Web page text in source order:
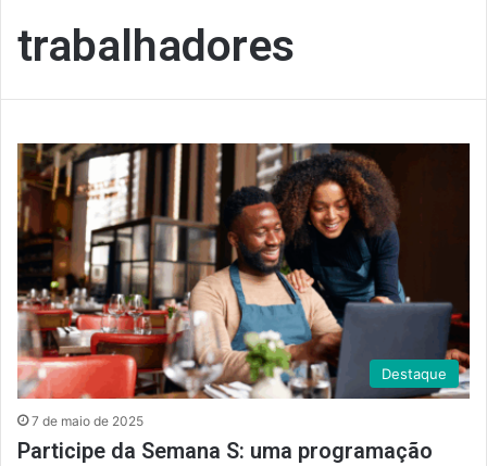
trabalhadores
Destaque
7 de maio de 2025
Participe da Semana S: uma programação